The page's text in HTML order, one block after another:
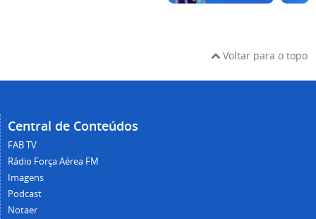
Voltar para o topo
Central de Conteúdos
FAB TV
Rádio Força Aérea FM
Imagens
Podcast
Notaer